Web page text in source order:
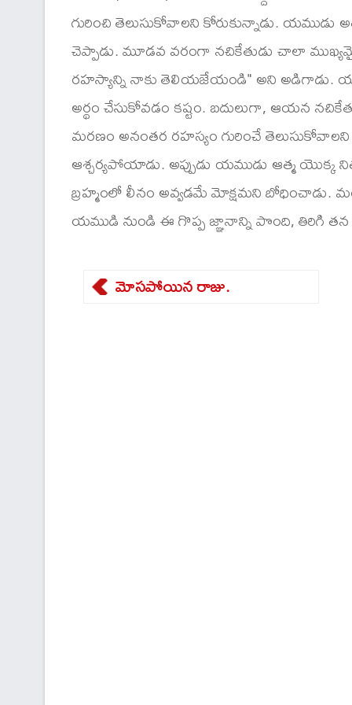
గురించి తెలుసుకోవాలని కోరుకున్నాడు. యముడు
చెప్పాడు. మూడవ వరంగా నచికేతుడు చాలా
రహస్యాన్ని నాకు తెలియజేయండి" అని అడిగాడు.
అర్థం చేసుకోవడం కష్టం. బదులుగా, ఆయన
మరణం అనంతర రహస్యం గురించే తెలుసుకోవాలని
ఆశ్చర్యపోయాడు. అప్పుడు యముడు ఆత్మ యొక్క
బ్రహ్మంలో లీనం అవ్వడమే మోక్షమని బోధించాడు.
యముడి నుండి ఈ గొప్ప జ్ఞానాన్ని పొంది, తిరిగి
మోసపోయిన రాజు.